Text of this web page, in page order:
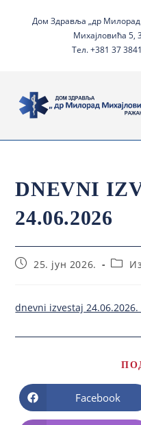
Дом Здравља „др
Михајловића 5,
Тел. +381 37
DNEVNI
24.06.2026
25. јун 2026.
dnevni izvestaj 24.06.2026.
Facebook